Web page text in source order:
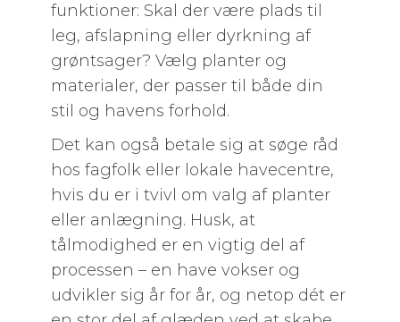
funktioner: Skal der være plads til
leg, afslapning eller dyrkning af
grøntsager? Vælg planter og
materialer, der passer til både din
stil og havens forhold.
Det kan også betale sig at søge råd
hos fagfolk eller lokale havecentre,
hvis du er i tvivl om valg af planter
eller anlægning. Husk, at
tålmodighed er en vigtig del af
processen – en have vokser og
udvikler sig år for år, og netop dét er